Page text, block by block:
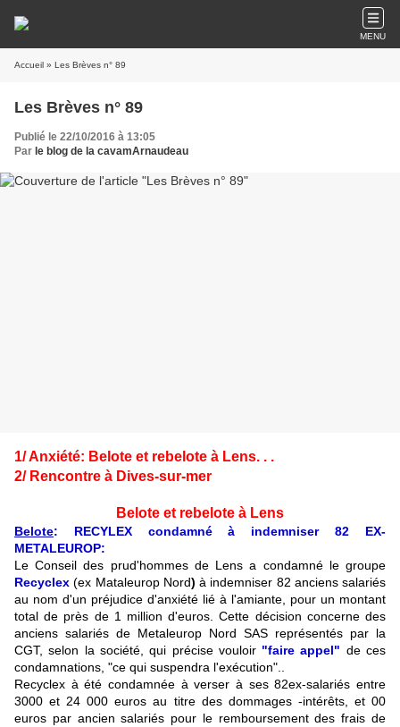
MENU
Accueil » Les Brèves n° 89
Les Brèves n° 89
Publié le 22/10/2016 à 13:05
Par le blog de la cavamArnaudeau
1/ Anxiété: Belote et rebelote à Lens. . .
2/ Rencontre à Dives-sur-mer
Belote et rebelote à Lens
Belote: RECYLEX condamné à indemniser 82 EX-
METALEUROP:
Le Conseil des prud'hommes de Lens a condamné le groupe
Recyclex(ex Mataleurop Nord) à indemniser 82 anciens salariés
au nom d'un préjudice d'anxiété lié à l'amiante, pour un montant
total de près de 1 million d'euros. Cette décision concerne des
anciens salariés de Metaleurop Nord SAS représentés par la
CGT, selon la société, qui précise vouloir "faire appel" de ces
condamnations, "ce qui suspendra l'exécution"..
Recyclex à été condamnée à verser à ses 82ex-salariés entre
3000 et 24 000 euros au titre des dommages -intérêts, et 00
euros par ancien salariés pour le remboursement des frais de